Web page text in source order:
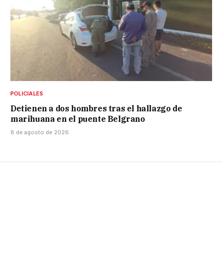
POLICIALES
Detienen a dos hombres tras el hallazgo de
marihuana en el puente Belgrano
8 de agosto de 2026